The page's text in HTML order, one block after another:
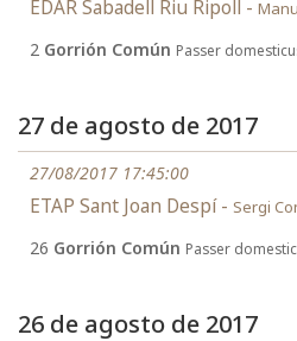
EDAR Sabadell Riu Ripoll -
2 Gorrión Común Passer
27 de agosto de 2017
27/08/2017 17:45:00
ETAP Sant Joan Despí - Sergi
26 Gorrión Común Passer
26 de agosto de 2017